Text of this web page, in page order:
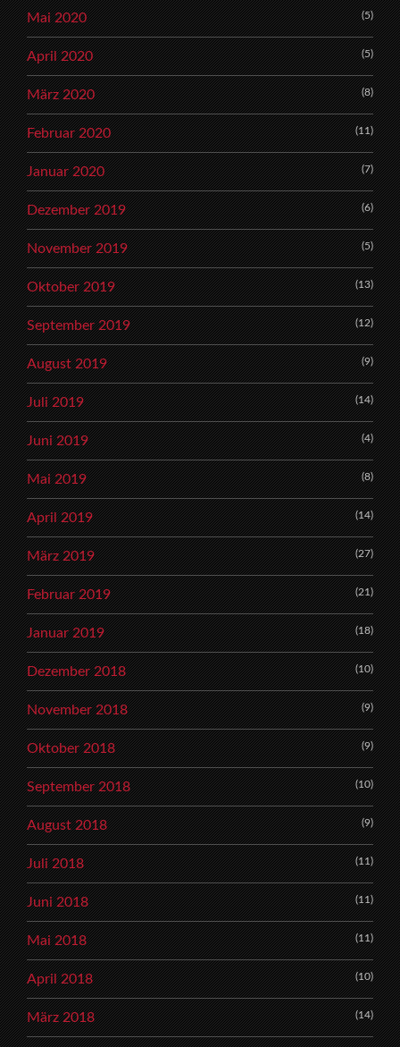
Mai 2020 (5)
April 2020 (5)
März 2020 (8)
Februar 2020 (11)
Januar 2020 (7)
Dezember 2019 (6)
November 2019 (5)
Oktober 2019 (13)
September 2019 (12)
August 2019 (9)
Juli 2019 (14)
Juni 2019 (4)
Mai 2019 (8)
April 2019 (14)
März 2019 (27)
Februar 2019 (21)
Januar 2019 (18)
Dezember 2018 (10)
November 2018 (9)
Oktober 2018 (9)
September 2018 (10)
August 2018 (9)
Juli 2018 (11)
Juni 2018 (11)
Mai 2018 (11)
April 2018 (10)
März 2018 (14)